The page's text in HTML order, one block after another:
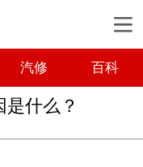
汽修 百科
什么？